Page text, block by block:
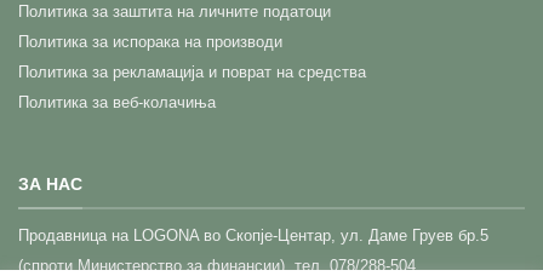
Политика за заштита на личните податоци
Политика за испорака на производи
Политика за рекламација и поврат на средства
Политика за веб-колачиња
ЗА НАС
Прoдавница на LOGONA во Скопје-Центар, ул. Даме Груев бр.5
(спроти Министерство за финансии), тел. 078/288-504